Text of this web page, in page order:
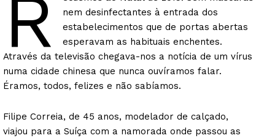
R
nem desinfectantes à entrada dos
estabelecimentos que de portas abertas
esperavam as habituais enchentes.
Através da televisão chegava-nos a notícia de um vírus
numa cidade chinesa que nunca ouvíramos falar.
Éramos, todos, felizes e não sabíamos.
Filipe Correia, de 45 anos, modelador de calçado,
viajou para a Suíça com a namorada onde passou as